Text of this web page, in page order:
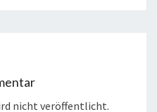
nicht veröffentlicht.